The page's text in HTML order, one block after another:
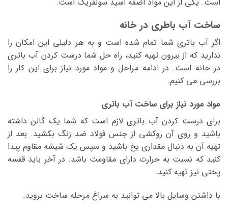
ساخت آب باطری در خانه
اگر آب باتری شما تمام شده است و به هر دلیلی این امکان را
ندارید که از بیرون تهیه کنید، راه حل شما درست کردن آب باتری
در خانه است. در ادامه مراحل و مواد مورد نیاز برای این کار را
بررسی می کنیم.
مواد مورد نیاز برای ساخت آب باتری
برای درست کردن آب باتری لازم است که شما یک گالن داشته
باشید و روی آن روکشی از جنس فولاد ضد زنگ بکشید. بعد از
تهیه آن به دنبال مقداری یخ باشید و سپس یک شیشه مقاوم پیدا
کنید که نسبت به حرارت دارای مقاومت باشد. در آخر باید قفسه
پختی نیز تهیه کنید.
با داشتن وسایل بالا می توانید به سراغ مرحله ساخت بروید.